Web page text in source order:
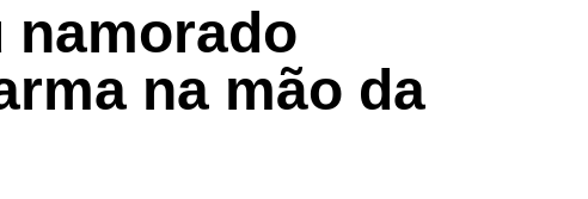
namorado
na mão da